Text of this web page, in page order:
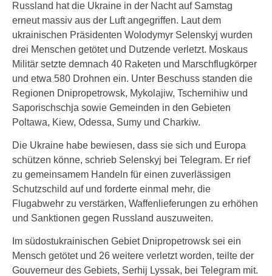
Russland hat die Ukraine in der Nacht auf Samstag
erneut massiv aus der Luft angegriffen. Laut dem
ukrainischen Präsidenten Wolodymyr Selenskyj wurden
drei Menschen getötet und Dutzende verletzt. Moskaus
Militär setzte demnach 40 Raketen und Marschflugkörper
und etwa 580 Drohnen ein. Unter Beschuss standen die
Regionen Dnipropetrowsk, Mykolajiw, Tschernihiw und
Saporischschja sowie Gemeinden in den Gebieten
Poltawa, Kiew, Odessa, Sumy und Charkiw.
Die Ukraine habe bewiesen, dass sie sich und Europa
schützen könne, schrieb Selenskyj bei Telegram. Er rief
zu gemeinsamem Handeln für einen zuverlässigen
Schutzschild auf und forderte einmal mehr, die
Flugabwehr zu verstärken, Waffenlieferungen zu erhöhen
und Sanktionen gegen Russland auszuweiten.
Im südostukrainischen Gebiet Dnipropetrowsk sei ein
Mensch getötet und 26 weitere verletzt worden, teilte der
Gouverneur des Gebiets, Serhij Lyssak, bei Telegram mit.